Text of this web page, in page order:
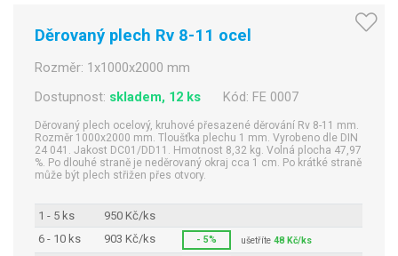
Děrovaný plech Rv 8-11 ocel
Rozměr: 1x1000x2000 mm
Dostupnost: skladem, 12 ks Kód: FE 0007
Děrovaný plech ocelový, kruhové přesazené děrování Rv 8-11 mm.
Rozměr 1000x2000 mm. Tloušťka plechu 1 mm. Vyrobeno dle DIN
24 041. Jakost DC01/DD11. Hmotnost 8,32 kg. Volná plocha 47,97
%. Po dlouhé straně je neděrovaný okraj cca 1 cm. Po krátké straně
může být plech střižen přes otvory.
1 - 5 ks
950 Kč/ks
6 - 10 ks
903 Kč/ks - 5% ušetříte48 Kč/ks